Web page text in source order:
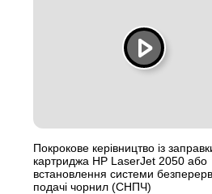
Покрокове керівництво із
картриджа HP LaserJet 2050 або
встановлення системи
подачі чорнил (СНПЧ)